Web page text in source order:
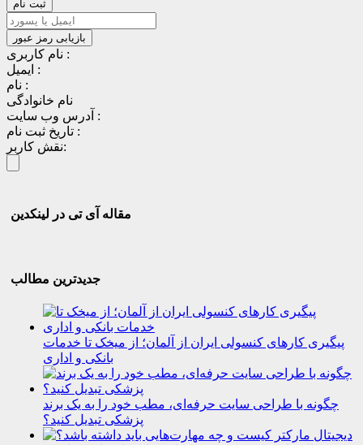
نام کاربری :
ایمیل :
نام :
نام خانوادگی
آدرس وب سایت :
تاریخ ثبت نام :
نقش کاربر:
مقاله آی تی در لینکدین
جدیدترین مطالب
پیگیری کارهای کنسولی ایران از آلمان؛ از میخک تا خدمات
بانکی و اداری
چگونه با طراحی سایت حرفه‌ای، مطب خود را به یک برند
پزشکی تبدیل کنید؟